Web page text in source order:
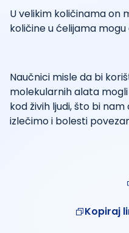
U velikim količinama on
količine u ćelijama
Naučnici misle da bi
molekularnih alata
kod živih ljudi, što bi
izlečimo i bolesti
Kopiraj